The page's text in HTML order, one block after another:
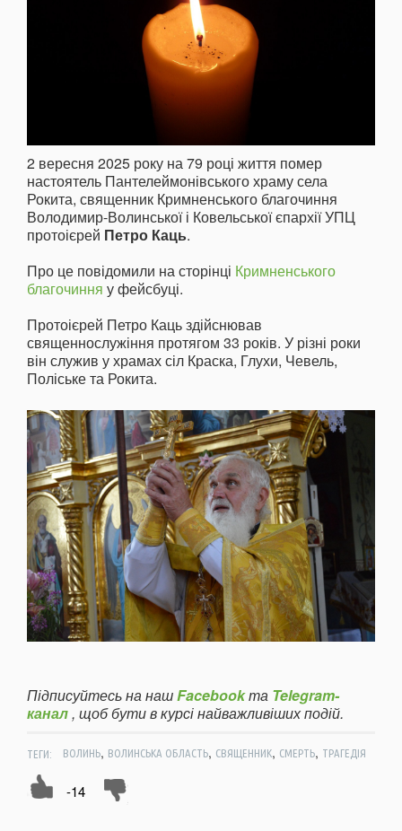
2 вересня 2025 року на 79 році життя помер
настоятель Пантелеймонівського храму села
Рокита, священник Кримненського благочиння
Володимир-Волинської і Ковельської єпархії УПЦ
протоієрей Петро Каць.
Про це повідомили на сторінці Кримненського
благочиння у фейсбуці.
Протоієрей Петро Каць здійснював
священнослужіння протягом 33 років. У різні роки
він служив у храмах сіл Краска, Глухи, Чевель,
Поліське та Рокита.
Підписуйтесь на нашFacebookта Telegram-
канал, щоб бути в курсі найважливіших подій.
ТЕГИ: ВОЛИНЬ, ВОЛИНСЬКА ОБЛАСТЬ, СВЯЩЕННИК, СМЕРТЬ, ТРАГЕДІЯ
-14